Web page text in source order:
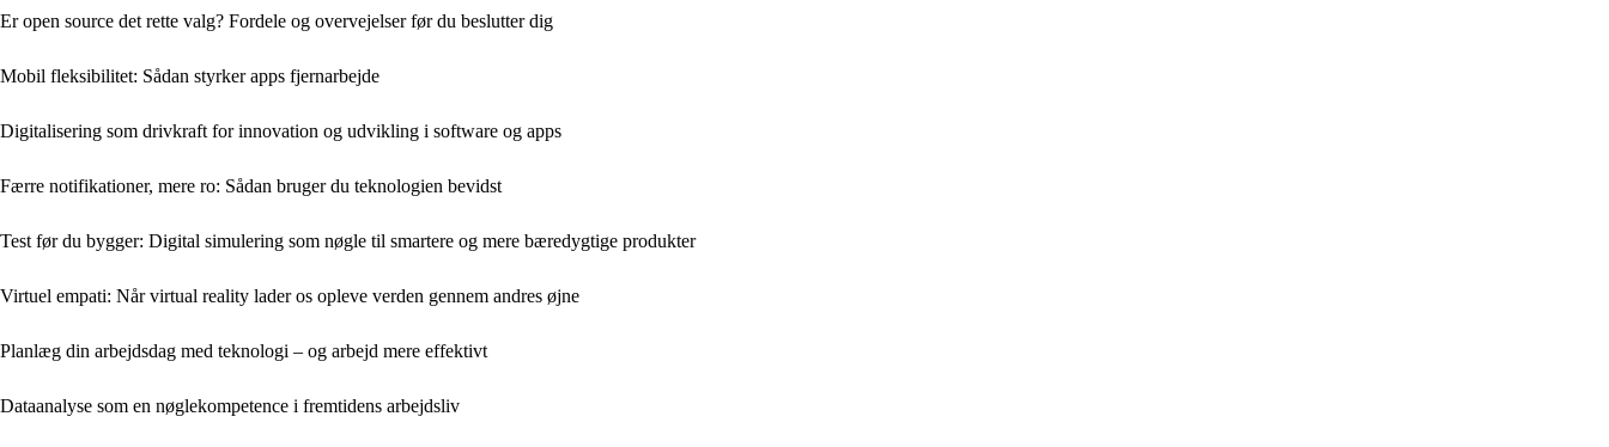
Er open source det rette valg? Fordele og overvejelser før du beslutter dig
Mobil fleksibilitet: Sådan styrker apps fjernarbejde
Digitalisering som drivkraft for innovation og udvikling i software og apps
Færre notifikationer, mere ro: Sådan bruger du teknologien bevidst
Test før du bygger: Digital simulering som nøgle til smartere og mere bæredygtige produkter
Virtuel empati: Når virtual reality lader os opleve verden gennem andres øjne
Planlæg din arbejdsdag med teknologi – og arbejd mere effektivt
Dataanalyse som en nøglekompetence i fremtidens arbejdsliv